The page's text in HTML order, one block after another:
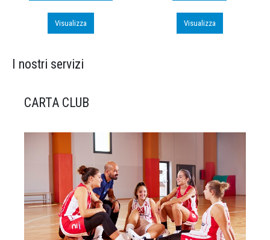
Visualizza Visualizza
I nostri servizi
CARTA CLUB